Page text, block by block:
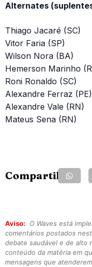
Alternates
Thiago Jacaré (SC)
Vitor Faria (SP)
Wilson Nora (BA)
Hemerson Marinho
Roni Ronaldo (SC)
Alexandre Ferraz (PE)
Alexandre Vale (RN)
Mateus Sena (RN)
Compartilhe:
Aviso:
O Waves está
comentários postados
debate saudável e de alto
conteúdo da matéria em
mensagens que